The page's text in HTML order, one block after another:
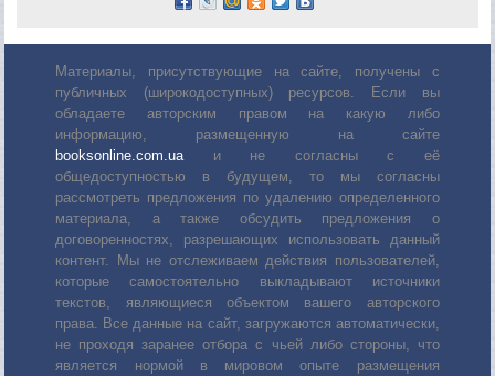
Материалы, присутствующие на сайте, получены с
публичных (широкодоступных) ресурсов. Если вы
обладаете авторским правом на какую либо
информацию, размещенную на сайте
booksonline.com.ua и не согласны с её
общедоступностью в будущем, то мы согласны
рассмотреть предложения по удалению определенного
материала, а также обсудить предложения о
договоренностях, разрешающих использовать данный
контент. Мы не отслеживаем действия пользователей,
которые самостоятельно выкладывают источники
текстов, являющиеся объектом вашего авторского
права. Все данные на сайт, загружаются автоматически,
не проходя заранее отбора с чьей либо стороны, что
является нормой в мировом опыте размещения